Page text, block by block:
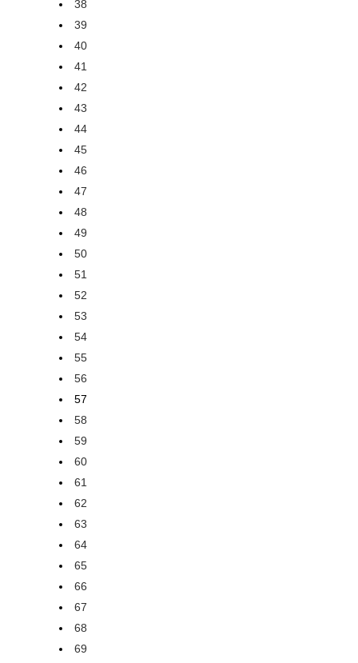
38
39
40
41
42
43
44
45
46
47
48
49
50
51
52
53
54
55
56
57
58
59
60
61
62
63
64
65
66
67
68
69